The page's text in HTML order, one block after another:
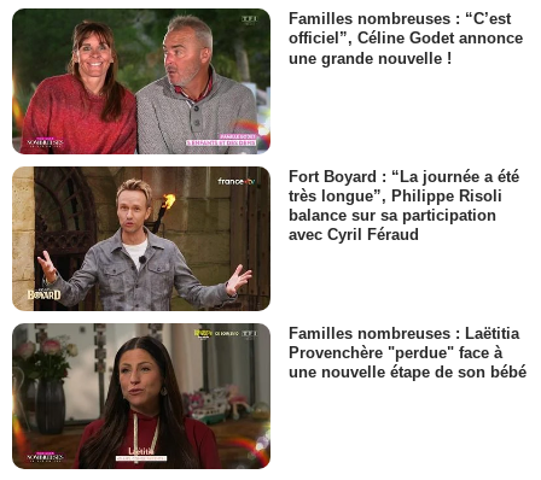
Familles nombreuses : “C’est
officiel”, Céline Godet annonce
une grande nouvelle !
Fort Boyard : “La journée a été
très longue”, Philippe Risoli
balance sur sa participation
avec Cyril Féraud
Familles nombreuses : Laëtitia
Provenchère "perdue" face à
une nouvelle étape de son bébé